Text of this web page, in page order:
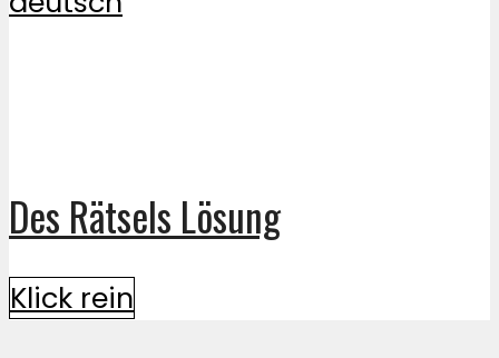
Des Rätsels Lösung
Klick rein